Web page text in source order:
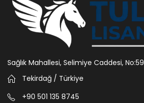
Sağlık Mahallesi, Selimiye Caddesi, No:59
Tekirdağ / Türkiye
+90 501 135 8745